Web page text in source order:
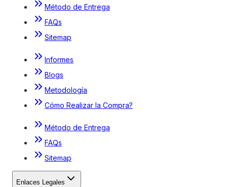
Método de Entrega
FAQs
Sitemap
Informes
Blogs
Metodología
Cómo Realizar la Compra?
Método de Entrega
FAQs
Sitemap
Enlaces Legales